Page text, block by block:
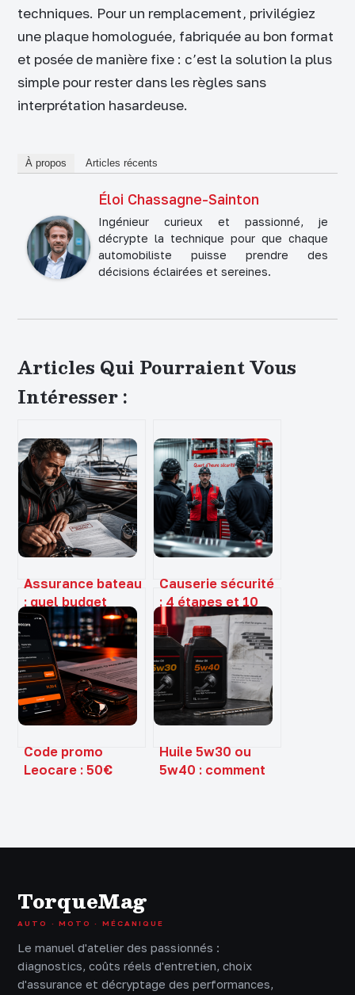
techniques. Pour un remplacement, privilégiez
une plaque homologuée, fabriquée au bon format
et posée de manière fixe : c’est la solution la plus
simple pour rester dans les règles sans
interprétation hasardeuse.
À propos Articles récents
Éloi Chassagne-Sainton
Ingénieur curieux et passionné, je
décrypte la technique pour que chaque
automobiliste puisse prendre des
décisions éclairées et sereines.
Articles Qui Pourraient Vous
Intéresser :
Assurance bateau
: quel budget
prévoir et
comment
optimiser vos
garanties ?
Causerie sécurité
: 4 étapes et 10
thèmes pour
transformer la
prévention sur le
terrain
Code promo
Leocare : 50€
Huile 5w30 ou
5w40 : comment
TorqueMag
AUTO · MOTO · MÉCANIQUE
Le manuel d'atelier des passionnés :
diagnostics, coûts réels d'entretien, choix
d'assurance et décryptage des performances,